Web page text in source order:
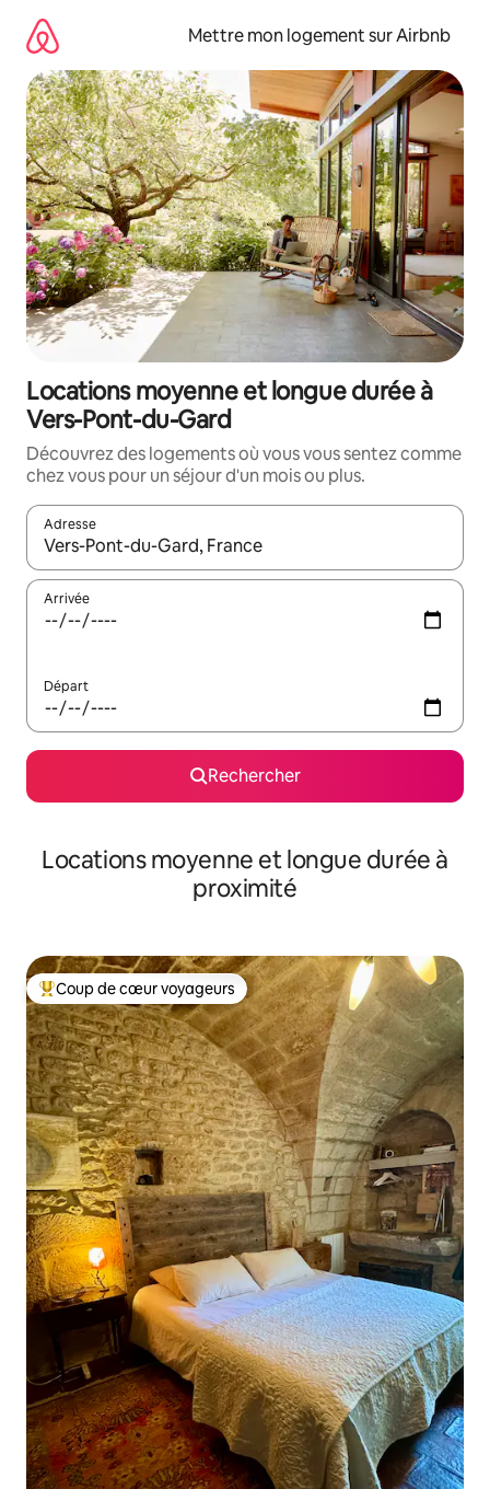
directement
contenu
Mettre mon logement sur Airbnb
Locations moyenne et longue durée à
Vers-Pont-du-Gard
Découvrez des logements où vous vous sentez comme
chez vous pour un séjour d'un mois ou plus.
Adresse
Lorsque les résultats s'affichent, utilisez les flèches vers le
Arrivée
Départ
Rechercher
Locations moyenne et longue durée à
proximité
Coups de cœur voyageurs les plus appréciés
Coup de cœur voyageurs